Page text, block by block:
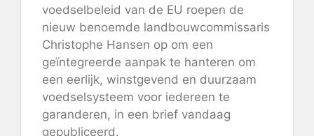
voedselbeleid van de EU roepen de
nieuw benoemde landbouwcommissaris
Christophe Hansen op om een ​​
geïntegreerde aanpak te hanteren om
een ​​eerlijk, winstgevend en duurzaam
voedselsysteem voor iedereen te
garanderen, in een brief vandaag
gepubliceerd.